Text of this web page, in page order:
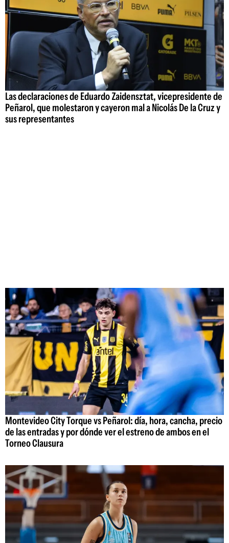
Las declaraciones de Eduardo Zaidensztat, vicepresidente de
Peñarol, que molestaron y cayeron mal a Nicolás De la Cruz y
sus representantes
Montevideo City Torque vs Peñarol: día, hora, cancha, precio
de las entradas y por dónde ver el estreno de ambos en el
Torneo Clausura